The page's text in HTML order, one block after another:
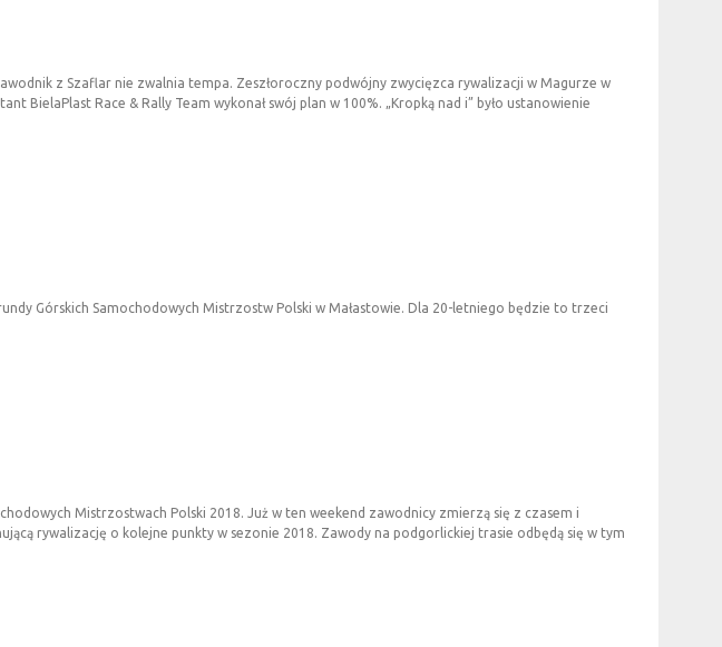
z Szaflar nie zwalnia tempa. Zeszłoroczny podwójny zwycięzca rywalizacji w Magurze w
Race & Rally Team wykonał swój plan w 100%. „Kropką nad i” było ustanowienie
Górskich Samochodowych Mistrzostw Polski w Małastowie. Dla 20-letniego będzie to trzeci
Mistrzostwach Polski 2018. Już w ten weekend zawodnicy zmierzą się z czasem i
rywalizację o kolejne punkty w sezonie 2018. Zawody na podgorlickiej trasie odbędą się w tym